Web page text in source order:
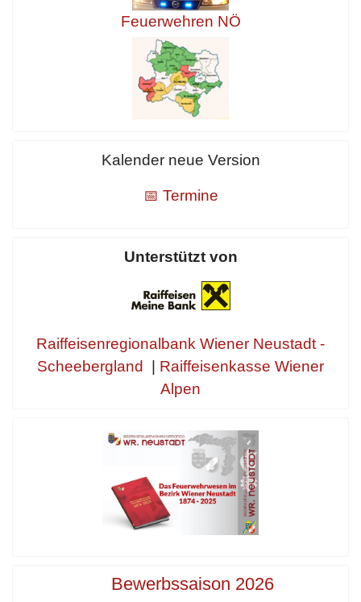
Feuerwehren NÖ
Kalender neue Version
📅 Termine
Unterstützt von
Raiffeisenregionalbank Wiener Neustadt -
Scheebergland
Raiffeisenkasse Wiener
Alpen
Bewerbssaison 2026